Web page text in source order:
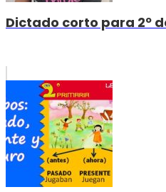
Dictado corto para 2º